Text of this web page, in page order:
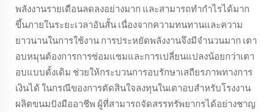
พลังงานรายเดือนลดลงอย่างมาก และสามารถทำกำไรได้มาก
ขึ้นภายในระยะเวลาอันสั้น เนื่องจากความทนทานและความ
ยาวนานในการใช้งาน การประหยัดพลังงานจึงมีจำนวนมาก เตา
อบหมุนต้องการการซ่อมแซมและการเปลี่ยนแปลงน้อยกว่าเตา
อบแบบดั้งเดิม ช่วยให้กระบวนการอบรักษาเสถียรภาพทางการ
เงินได้ ในกรณีของการตัดสินใจลงทุนในเตาอบสำหรับโรงงาน
ผลิตขนมปังมืออาชีพ ผู้ที่สามารถจัดสรรทรัพยากรได้อย่างชาญ